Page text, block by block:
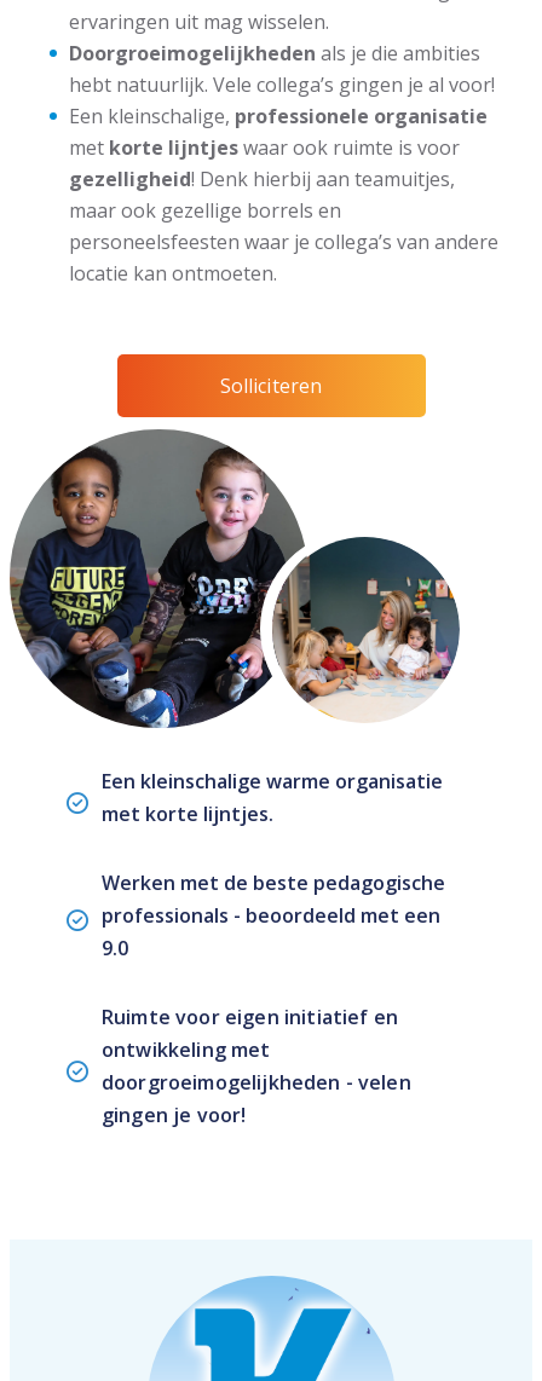
ervaringen uit mag wisselen.
Doorgroeimogelijkheden als je die ambities
hebt natuurlijk. Vele collega’s gingen je al voor!
Een kleinschalige, professionele organisatie
met korte lijntjeswaar ook ruimte is voor
gezelligheid! Denk hierbij aan teamuitjes,
maar ook gezellige borrels en
personeelsfeesten waar je collega’s van andere
locatie kan ontmoeten.
Solliciteren
Een kleinschalige warme organisatie
met korte lijntjes.
Werken met de beste pedagogische
professionals - beoordeeld met een
9.0
Ruimte voor eigen initiatief en
ontwikkeling met
doorgroeimogelijkheden - velen
gingen je voor!